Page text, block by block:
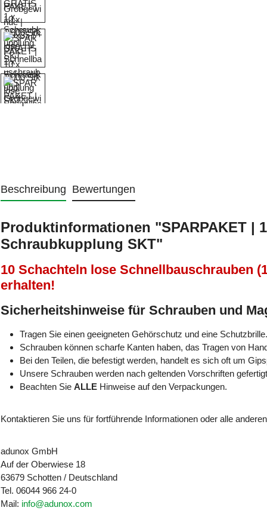
Beschreibung Bewertungen
Produktinformationen "SPARPAKET |
Schraubkupplung SKT"
10 Schachteln lose Schnellbauschrauben
erhalten!
Sicherheitshinweise für Schrauben und
Tragen Sie einen geeigneten Gehörschutz und eine Schutzbrille.
Schrauben können scharfe Kanten haben, das Tragen von
Bei den Teilen, die befestigt werden, handelt es sich oft um
Unsere Schrauben werden nach geltenden Vorschriften
Beachten Sie ALLE Hinweise auf den Verpackungen.
Kontaktieren Sie uns für fortführende Informationen oder alle
adunox GmbH
Auf der Oberwiese 18
63679 Schotten / Deutschland
Tel. 06044 966 24-0
Mail: info@adunox.com